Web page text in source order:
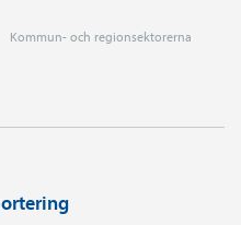
Kommun- och regionsektorerna